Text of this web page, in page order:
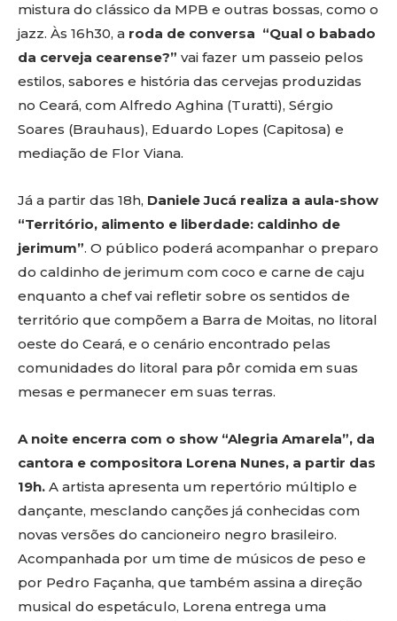
mistura do clássico da MPB e outras bossas, como o
jazz. Às 16h30, a roda de conversa “Qual o babado
da cerveja cearense?” vai fazer um passeio pelos
estilos, sabores e história das cervejas produzidas
no Ceará, com Alfredo Aghina (Turatti), Sérgio
Soares (Brauhaus), Eduardo Lopes (Capitosa) e
mediação de Flor Viana.
Já a partir das 18h, Daniele Jucá realiza a aula-show
“Território, alimento e liberdade: caldinho de
jerimum”. O público poderá acompanhar o preparo
do caldinho de jerimum com coco e carne de caju
enquanto a chef vai refletir sobre os sentidos de
território que compõem a Barra de Moitas, no litoral
oeste do Ceará, e o cenário encontrado pelas
comunidades do litoral para pôr comida em suas
mesas e permanecer em suas terras.
A noite encerra com o show “Alegria Amarela”, da
cantora e compositora Lorena Nunes, a partir das
19h. A artista apresenta um repertório múltiplo e
dançante, mesclando canções já conhecidas com
novas versões do cancioneiro negro brasileiro.
Acompanhada por um time de músicos de peso e
por Pedro Façanha, que também assina a direção
musical do espetáculo, Lorena entrega uma